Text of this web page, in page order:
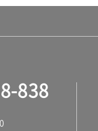
838